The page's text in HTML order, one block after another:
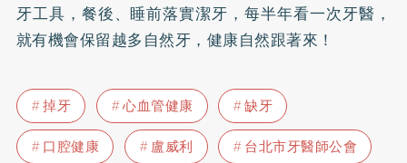
牙工具，餐後、睡前落實潔牙，每半年看一次牙醫，
就有機會保留越多自然牙，健康自然跟著來！
掉牙 心血管健康
缺牙
口腔健康
盧威利
台北市牙醫師公會